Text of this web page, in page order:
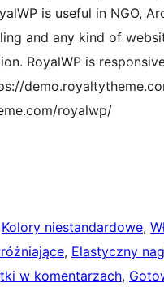
is useful in NGO,
and any kind of
RoyalWP is
royalwp/
Kolory niestandardowe,
, Elastyczny
w komentarzach,